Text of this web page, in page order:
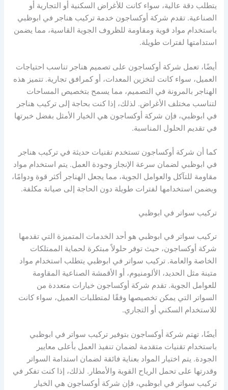
يتطلب دقة عالية، سواء كانت للأغراض السكنية أو التجارية أو
الصناعية. تقدم شركة أوكساجون خدمة تركيب هناجر في ابوظبي
باستخدام مواد قوية ومقاومة للظروف الجوية القاسية، مما يضمن
استدامتها لفترات طويلة.
أيضًا، تعمل شركة أوكساجون على تصميم هناجر تناسب احتياجات
العميل، سواء كانت لتخزين المعدات، أو كمرافق تجارية. تتميز هذه
الهناجر بالمرونة في التصميم، مما يسمح بتخصيص المساحات
لتناسب مختلف الأغراض. لذلك، إذا كنت بحاجة إلى تركيب هناجر
في ابوظبي، فإن شركة أوكساجون هي الخيار الأمثل بفضل خبرتها
في تقديم الحلول المناسبة.
كما أن شركة أوكساجون تستخدم تقنيات حديثة في تركيب هناجر
في ابوظبي لضمان سرعة الإنجاز وجودة العمل. يتم استخدام مواد
مقاومة للتآكل والعوامل الجوية، مما يجعل الهناجر أكثر قوة ودوامًا،
ويضمن استخدامها لفترات طويلة دون الحاجة إلى صيانة مكلفة.
تركيب سواتر في ابوظبي
تركيب سواتر في ابوظبي هو أحد الخدمات المتميزة التي تقدمها
شركة أوكساجون، حيث توفر حلولاً مبتكرة لحماية الممتلكات
الخاصة والعامة. تركيب سواتر في ابوظبي يتطلب استخدام مواد
متينة مثل الحديد، الألومنيوم، أو الأقمشة الصناعية المقاومة
للعوامل الجوية. تقدم شركة أوكساجون خيارات متعددة من
السواتر التي يمكن تخصيصها وفقًا لمتطلبات العميل، سواء كانت
للاستخدام السكني أو التجاري.
أيضًا، تهتم شركة أوكساجون بتوفير تركيب سواتر في ابوظبي
باستخدام تقنيات متقدمة لضمان تنفيذ العمل بأعلى معايير
الجودة. يتم اختيار المواد بعناية فائقة لضمان استدامة السواتر
وقدرتها على تحمل الرياح القوية والأمطار. لذلك، إذا كنت تفكر في
تركيب سواتر في ابوظبي، فإن شركة أوكساجون هي الخيار